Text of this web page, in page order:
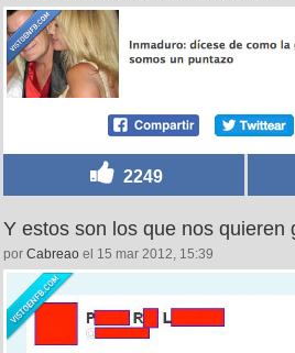
2249
Y estos son los que nos quieren
por Cabreao el 15 mar 2012, 15:39